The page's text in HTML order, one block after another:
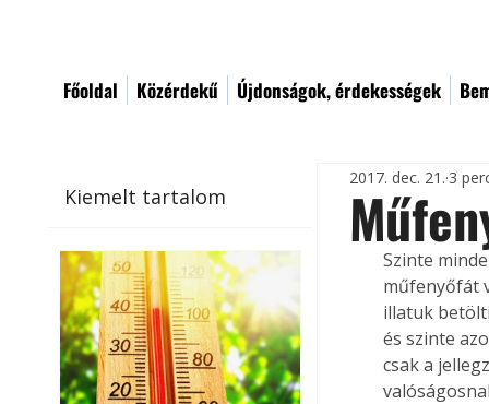
Főoldal Közérdekű Újdonságok, érdekességek
Kiemelt tartalom
2017. dec. 21. 3
Szinte
műfenyőfát
illatuk
és szinte
csak a